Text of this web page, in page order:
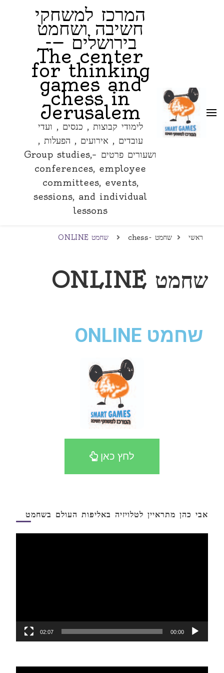
המרכז למשחקי
חשיבה ושחמט
בירושלים —-
The center
for thinking
games and
chess in
Jerusalem
לימודי קבוצות , כנסים , ועדי
עובדים , אירועים , הפעלות ,
ושעורים פרטים –Group studies,
conferences, employee
committees, events,
sessions, and individual
lessons
ראשי שחמט -chess שחמט ONLINE
שחמט ONLINE
שחמט ONLINE
לחץ כאן
אבי כהן מתראיין לטלויזיה באליפות העולם בשחמט
00:00
02:07